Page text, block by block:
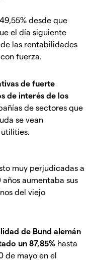
desde que
el día siguiente
las rentabilidades
fuerza.
de fuerte
de interés de los
de sectores que
se vean
utilities.
muy perjudicadas a
aumentaba sus
del viejo
de Bund alemán
un 87,85% hasta
de mayo en el